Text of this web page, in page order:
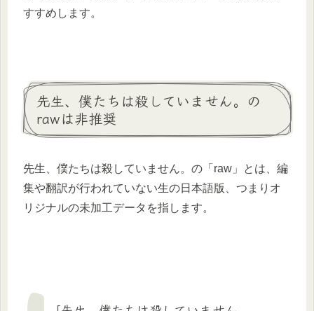
すすめします。
先生、僕たちは殺していません。の
rawは非推奨
先生、僕たちは殺していません。の「raw」とは、編
集や翻訳が行われていない生の日本語版、つまりオ
リジナルの未加工データを指します。